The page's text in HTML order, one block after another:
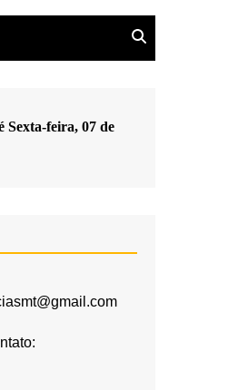
Sexta-feira, 07 de